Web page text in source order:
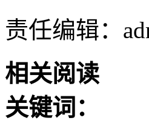
责任编辑：
相关阅读
关键词：